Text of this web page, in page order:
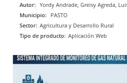
Autor: Yordy Andrade, Greisy Agreda,
Municipio: PASTO
Sector: Agricultura y Desarrollo Rural
Tipo de producto: Aplicación Web